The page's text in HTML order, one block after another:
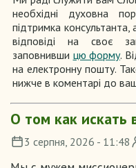
необхідні духовна
підтримка
відповіді на своє
заповнивши цю форму.
на електронну пошту.
нижче в коментарі до
О том как искать
3 серпня, 2026 - 11:48